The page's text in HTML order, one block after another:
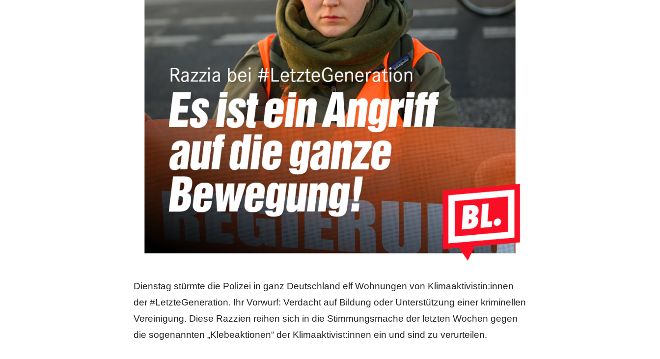
Dienstag stürmte die Polizei in ganz Deutschland elf Wohnungen von Klimaaktivistin:innen
der #LetzteGeneration. Ihr Vorwurf: Verdacht auf Bildung oder Unterstützung einer kriminellen
Vereinigung. Diese Razzien reihen sich in die Stimmungsmache der letzten Wochen gegen
die sogenannten „Klebeaktionen“ der Klimaaktivist:innen ein und sind zu verurteilen.